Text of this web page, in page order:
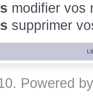
modifier vos
supprimer
Powered